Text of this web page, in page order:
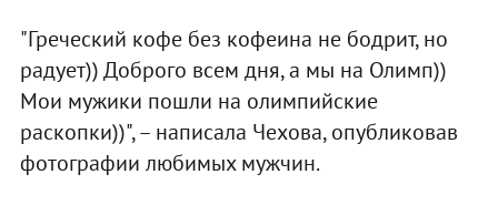
"Греческий кофе без кофеина не бодрит, но
радует)) Доброго всем дня, а мы на Олимп))
Мои мужики пошли на олимпийские
раскопки))", – написала Чехова, опубликовав
фотографии любимых мужчин.